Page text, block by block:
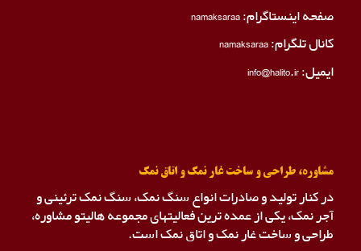
صفحه اینستاگرام:namaksaraa
کانال تلگرام:namaksaraa
ایمیل: info@halito.ir
مشاوره، طراحی و ساخت غار نمک و اتاق نمک
در کنار تولید و صادرات انواع سنگ نمک، سنگ نمک ترئینی و
آجر نمک، یکی از عمده ترین فعالیتهای مجموعه هالیتو مشاوره،
طراحی و ساخت غار نمک و اتاق نمک است.